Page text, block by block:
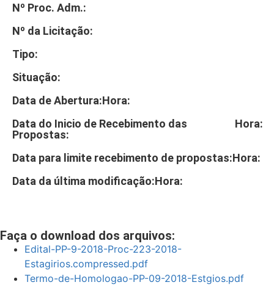
Nº Proc. Adm.:
Nº da Licitação:
Tipo:
Situação:
Data de Abertura:Hora:
Data do Inicio de Recebimento das
Propostas:
Hora:
Data para limite recebimento de propostas:Hora:
Data da última modificação:Hora:
Faça o download dos arquivos:
Edital-PP-9-2018-Proc-223-2018-
Estagirios.compressed.pdf
Termo-de-Homologao-PP-09-2018-Estgios.pdf